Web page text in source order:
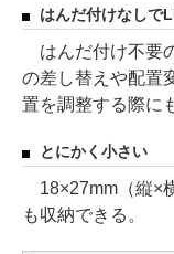
はんだ付けなしで
はんだ付け不要
の差し替えや配置
置を調整する際に
とにかく小さい
18×27mm（縦×
も収納できる。